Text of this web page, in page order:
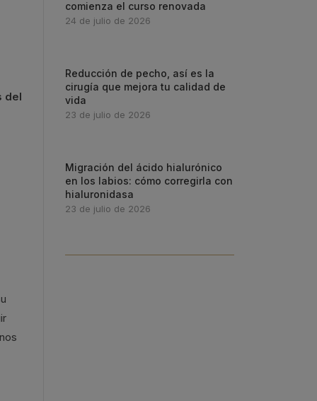
del
comienza el curso renovada
24 de julio de 2026
Reducción de pecho, así es la
cirugía que mejora tu calidad de
vida
23 de julio de 2026
Migración del ácido hialurónico
en los labios: cómo corregirla con
hialuronidasa
23 de julio de 2026